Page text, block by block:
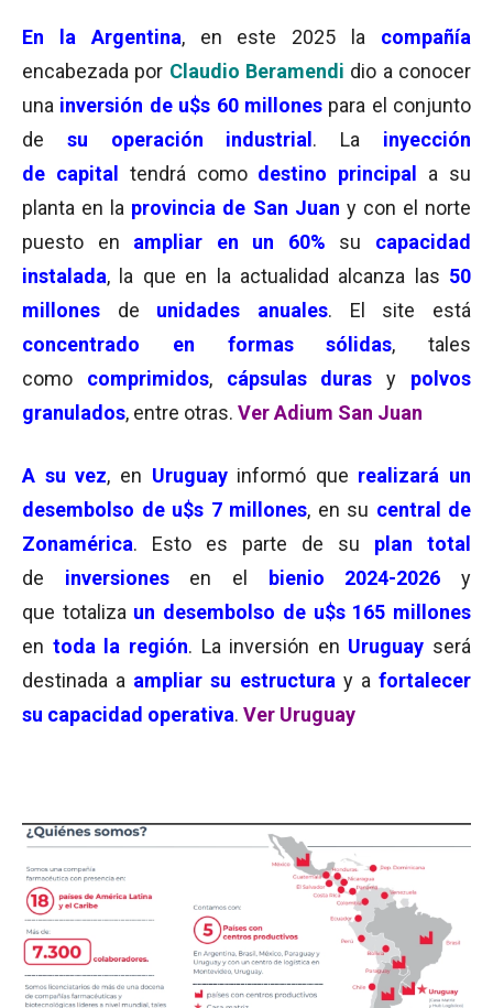
En la Argentina, en este 2025 la compañía
encabezada por Claudio Beramendi dio a conocer
una inversión de u$s 60 millonespara el conjunto
de su operación industrial . La inyección
de capital
tendrá como destino principal
a su
planta en la provincia de San Juan y con el norte
puesto en ampliar en un 60% su capacidad
instalada, la que en la actualidad alcanza las 50
millones de unidades anuales. El site está
concentrado en formas sólidas, tales
como comprimidos, cápsulas durasy polvos
granulados, entre otras. Ver Adium San Juan
A su vez, en Uruguay informó que realizará un
desembolso de u$s 7 millones, en su central de
Zonamérica. Esto es parte de su plan total
de inversionesen el bienio 2024-2026y
que totaliza un desembolso de u$s 165 millones
en toda la región. La inversión en Uruguay será
destinada a ampliar su estructura y a fortalecer
su capacidad operativa. Ver Uruguay